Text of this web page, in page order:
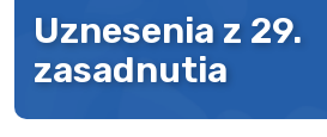
Uznesenia z 29.
zasadnutia